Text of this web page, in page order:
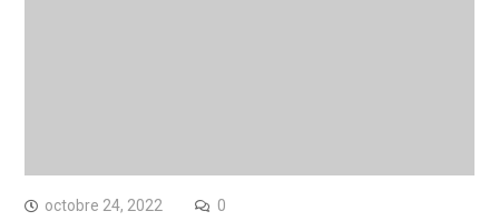
octobre 24, 2022 0